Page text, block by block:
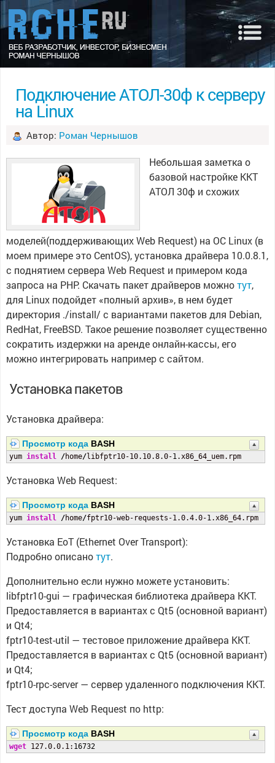
Подключение АТОЛ-30ф к серверу
на Linux
Автор: Роман Чернышов
Небольшая заметка о
базовой настройке ККТ
АТОЛ 30ф и схожих
моделей(поддерживающих Web Request) на ОС Linux (в
моем примере это CentOS), установка драйвера 10.0.8.1,
с поднятием сервера Web Request и примером кода
запроса на PHP. Скачать пакет драйверов можнотут,
для Linux подойдет «полный архив», в нем будет
директория ./install/ с вариантами пакетов для Debian,
RedHat, FreeBSD. Такое решение позволяет существенно
сократить издержки на аренде онлайн-кассы, его
можно интегрировать например с сайтом.
Установка пакетов
Установка драйвера:
Просмотр кодаBASH
yum install /home/libfptr10-10.10.8.0-1.x86_64_uem.rpm
Установка Web Request:
Просмотр кодаBASH
yum install /home/fptr10-web-requests-1.0.4.0-1.x86_64.rpm
Установка EoT (Ethernet Over Transport):
Подробно описанотут.
Дополнительно если нужно можете установить:
libfptr10-gui — графическая библиотека драйвера ККТ.
Предоставляется в вариантах с Qt5 (основной вариант)
и Qt4;
fptr10-test-util — тестовое приложение драйвера ККТ.
Предоставляется в вариантах с Qt5 (основной вариант)
и Qt4;
fptr10-rpc-server — сервер удаленного подключения ККТ.
Тест доступа Web Request по http:
Просмотр кодаBASH
wget 127.0.0.1: 16732